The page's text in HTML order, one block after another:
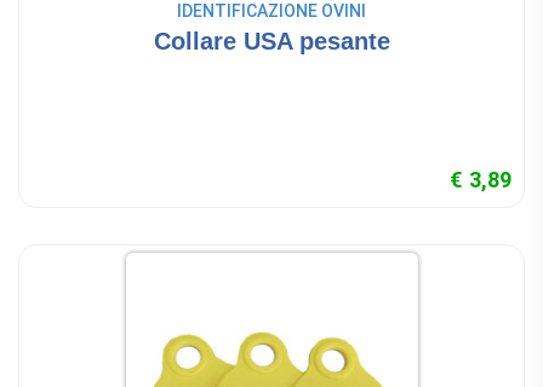
IDENTIFICAZIONE OVINI
Collare USA pesante
€ 3,89